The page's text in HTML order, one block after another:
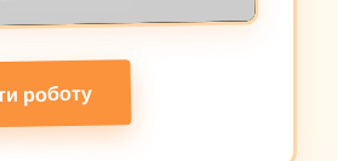
роботу